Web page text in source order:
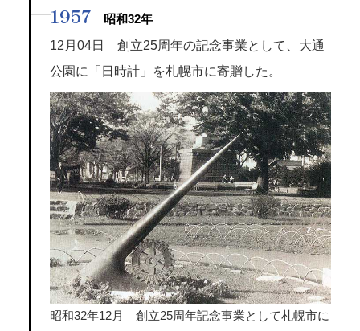
1957
昭和32年
12月04日 創立25周年の記念事業として、大通
公園に「日時計」を札幌市に寄贈した。
昭和32年12月 創立25周年記念事業として札幌市に